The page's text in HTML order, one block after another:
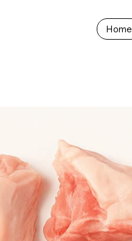
Home